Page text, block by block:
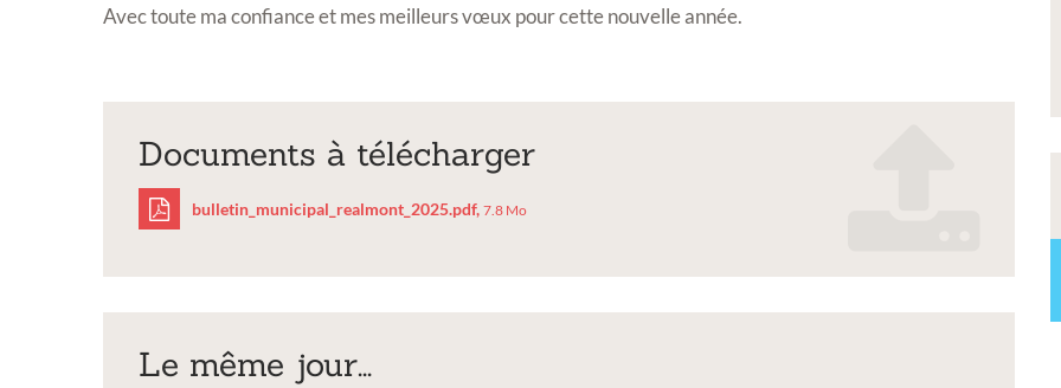
Avec toute ma confiance et mes meilleurs vœux pour cette nouvelle année.
Documents à télécharger
bulletin_municipal_realmont_2025.pdf
bulletin_municipal_realmont_2025.pdf, 7.8 Mo
Le même jour...
exposition annuelle ?